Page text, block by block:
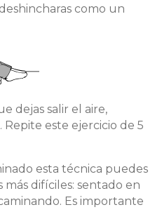
como un
dejas salir el aire,
este ejercicio de 5
esta técnica puedes
difíciles: sentado en
Es importante